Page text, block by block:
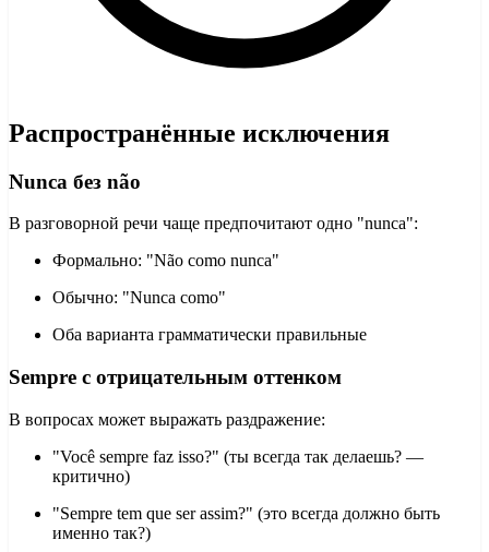
Распространённые исключения
Nunca без não
В разговорной речи чаще предпочитают одно "nunca":
Формально: "Não como nunca"
Обычно: "Nunca como"
Оба варианта грамматически правильные
Sempre с отрицательным оттенком
В вопросах может выражать раздражение:
"Você sempre faz isso?" (ты всегда так делаешь? —
критично)
"Sempre tem que ser assim?" (это всегда должно быть
именно так?)